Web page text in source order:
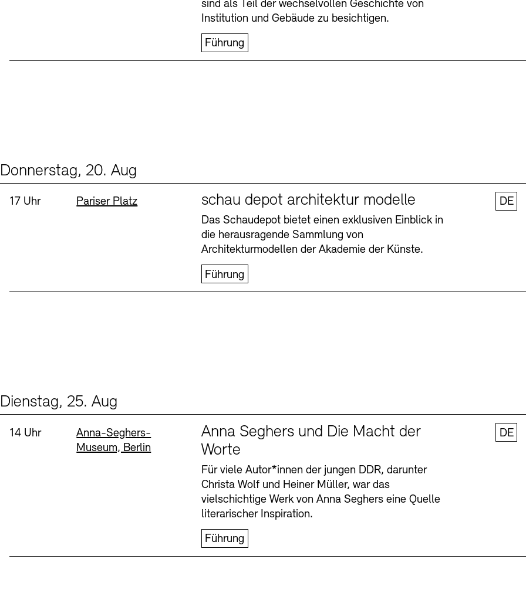
sind als Teil der wechselvollen Geschichte von
Institution und Gebäude zu besichtigen.
Führung
Donnerstag, 20. Aug
Uhrzeit:
17 Uhr Standort
Pariser Platz schau depot architektur modelle
Das Schaudepot bietet einen exklusiven Einblick in
die herausragende Sammlung von
Architekturmodellen der Akademie der Künste.
Führung
DE
Dienstag, 25. Aug
Uhrzeit:
14 Uhr Standort
Anna-Seghers-
Museum, Berlin
Anna Seghers und Die Macht der
Worte
Für viele Autor*innen der jungen DDR, darunter
Christa Wolf und Heiner Müller, war das
vielschichtige Werk von Anna Seghers eine Quelle
literarischer Inspiration.
Führung
DE